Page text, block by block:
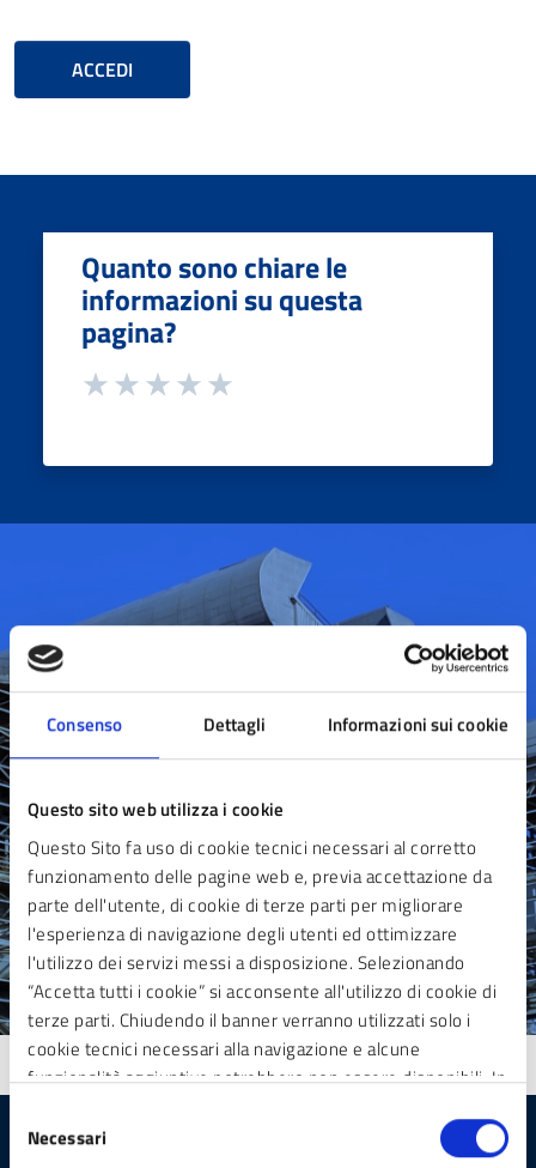
Consenso Dettagli Informazioni sui cookie
Questo sito web utilizza i cookie
Questo Sito fa uso di cookie tecnici necessari al corretto
funzionamento delle pagine web e, previa accettazione da
parte dell'utente, di cookie di terze parti per migliorare
l'esperienza di navigazione degli utenti ed ottimizzare
l'utilizzo dei servizi messi a disposizione. Selezionando
“Accetta tutti i cookie” si acconsente all'utilizzo di cookie di
terze parti. Chiudendo il banner verranno utilizzati solo i
cookie tecnici necessari alla navigazione e alcune
funzionalità aggiuntive potrebbero non essere disponibili. In
che contribuiscono a rendere fruibile il sito web abilitando
delNecessari
ACCEDI
Quanto sono chiare le
informazioni su questa
pagina?
Leggi le domande frequenti
Richiedi assistenza
Prenota appuntamento
Segnala Disservizio